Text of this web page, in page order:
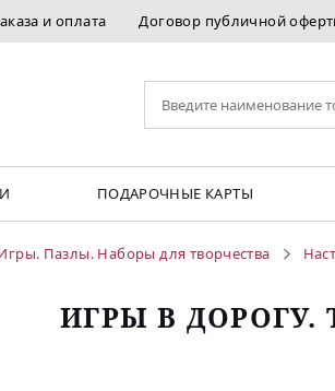
и оплата Договор публичной
ПОДАРОЧНЫЕ КАРТЫ
Пазлы. Наборы для творчества
ИГРЫ В ДОРОГУ.